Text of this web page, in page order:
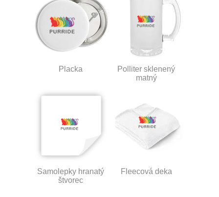
Placka
Polliter sklenený
matný
Samolepky hranatý
štvorec
Fleecová deka